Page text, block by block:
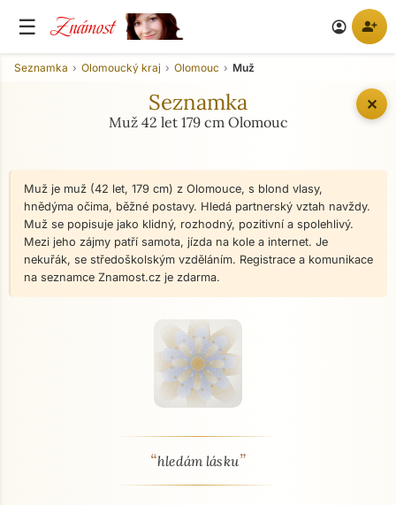
☰ Známost account_circle person_add
✕
Seznamka Olomoucký kraj Olomouc Muž
Seznamka
Muž 42 let 179 cm Olomouc
Muž je muž (42 let, 179 cm) z Olomouce, s blond vlasy,
hnědýma očima, běžné postavy. Hledá partnerský vztah navždy.
Muž se popisuje jako klidný, rozhodný, pozitivní a spolehlivý.
Mezi jeho zájmy patří samota, jízda na kole a internet. Je
nekuřák, se středoškolským vzděláním. Registrace a komunikace
na seznamce Znamost.cz je zdarma.
O mně - seznamka profil
“hledám lásku”